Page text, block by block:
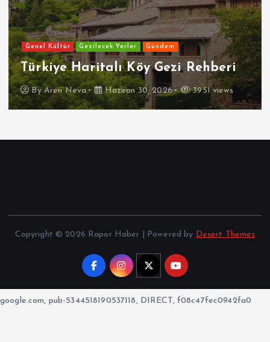
Genel Kültür Gezilecek Yerler Gündem
Türkiye Haritalı Köy Gezi Rehberi
ByAren Neva Haziran 30, 2026 3951 views
Copyright © 2026 Rapor Haber | Powered by Desert Themes
google.com, pub-5344518190537118, DIRECT, f08c47fec0942fa0